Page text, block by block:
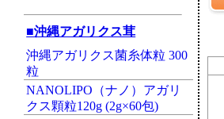
■沖縄アガリクス茸
沖縄アガリクス菌糸体粒 300
粒
NANOLIPO（ナノ）アガリ
クス顆粒120g (2g×60包)